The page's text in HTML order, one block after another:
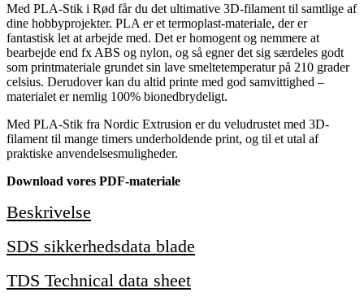
Med PLA-Stik i Rød får du det ultimative 3D-filament til samtlige af
dine hobbyprojekter. PLA er et termoplast-materiale, der er
fantastisk let at arbejde med. Det er homogent og nemmere at
bearbejde end fx ABS og nylon, og så egner det sig særdeles godt
som printmateriale grundet sin lave smeltetemperatur på 210 grader
celsius. Derudover kan du altid printe med god samvittighed –
materialet er nemlig 100% bionedbrydeligt.
Med PLA-Stik fra Nordic Extrusion er du veludrustet med 3D-
filament til mange timers underholdende print, og til et utal af
praktiske anvendelsesmuligheder.
Download vores PDF-materiale
Beskrivelse
SDS sikkerhedsdata blade
TDS Technical data sheet